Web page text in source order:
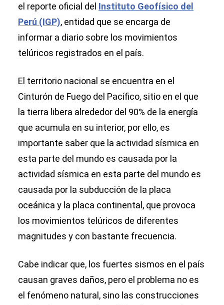
el reporte oficial del Instituto Geofísico del
Perú (IGP), entidad que se encarga de
informar a diario sobre los movimientos
telúricos registrados en el país.
El territorio nacional se encuentra en el
Cinturón de Fuego del Pacífico, sitio en el que
la tierra libera alrededor del 90% de la energía
que acumula en su interior, por ello, es
importante saber que la actividad sísmica en
esta parte del mundo es causada por la
actividad sísmica en esta parte del mundo es
causada por la subducción de la placa
oceánica y la placa continental, que provoca
los movimientos telúricos de diferentes
magnitudes y con bastante frecuencia.
Cabe indicar que, los fuertes sismos en el país
causan graves daños, pero el problema no es
el fenómeno natural, sino las construcciones